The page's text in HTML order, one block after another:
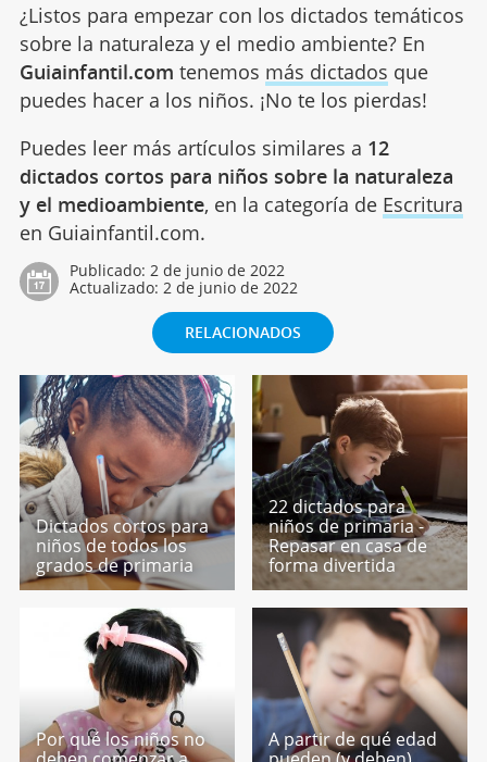
¿Listos para empezar con los dictados temáticos
sobre la naturaleza y el medio ambiente? En
Guiainfantil.com tenemos más dictados que
puedes hacer a los niños. ¡No te los pierdas!
Puedes leer más artículos similares a 12
dictados cortos para niños sobre la naturaleza
y el medioambiente, en la categoría de Escritura
en Guiainfantil.com.
Publicado: 2 de junio de 2022
Actualizado: 2 de junio de 2022
RELACIONADOS
Dictados cortos para
niños de todos los
grados de primaria
22 dictados para
niños de primaria -
Repasar en casa de
forma divertida
Por qué los niños no
A partir de qué edad